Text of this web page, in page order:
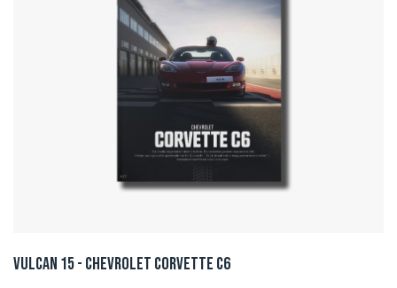
Vulcan 15 - Chevrolet Corvette C6